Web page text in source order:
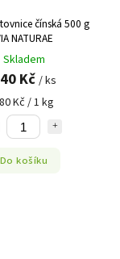
čínská 500 g
NATURAE
Skladem
Kč / ks
Kč / 1 kg
Do košíku